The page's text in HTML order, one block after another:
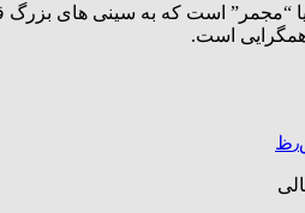
“مجمر” است که به سینی های
است.